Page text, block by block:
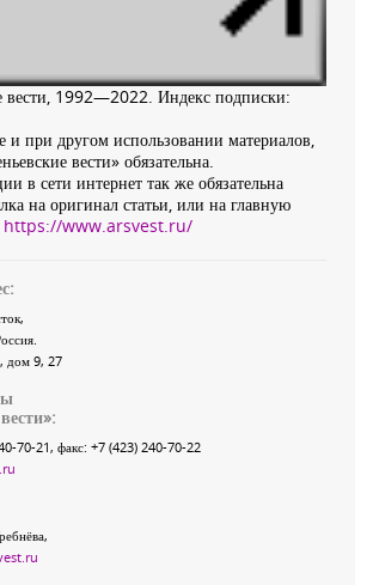
вести, 1992—2022. Индекс подписки:
и при другом использовании материалов,
вести» обязательна.
в сети интернет так же обязательна
на оригинал статьи, или на главную
https://www.arsvest.ru/
,
, дом 9, 27
»:
70-21, факс: +7 (423) 240-70-22